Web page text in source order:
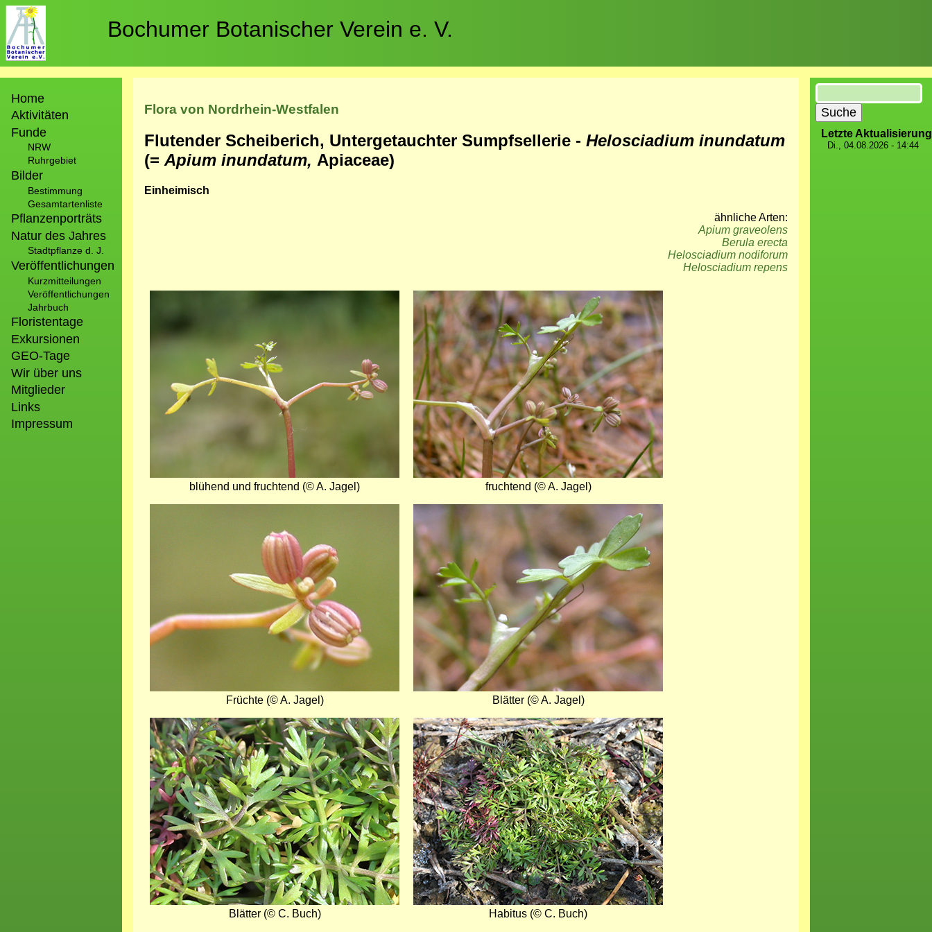
Direkt
zum
Inhalt
Bochumer Botanischer Verein e. V.
Home
Aktivitäten
Funde
NRW
Ruhrgebiet
Bilder
Bestimmung
Gesamtartenliste
Pflanzenporträts
Natur des Jahres
Stadtpflanze d. J.
Veröffentlichungen
Kurzmitteilungen
Veröffentlichungen
Jahrbuch
Floristentage
Exkursionen
GEO-Tage
Wir über uns
Mitglieder
Links
Impressum
Flora von Nordrhein-Westfalen
Flutender Scheiberich, Untergetauchter Sumpfsellerie - Helosciadium inundatum
(= Apium inundatum, Apiaceae)
Einheimisch
ähnliche Arten:
Apium graveolens
Berula erecta
Helosciadium nodiforum
Helosciadium repens
blühend und fruchtend (© A. Jagel)
Bild
fruchtend (© A. Jagel)
Früchte (© A. Jagel)
Bild
Blätter (© A. Jagel)
Bild
Blätter (© C. Buch)
Bild
Habitus (© C. Buch)
Suche
Letzte Aktualisierung
Di., 04.08.2026 - 14:44